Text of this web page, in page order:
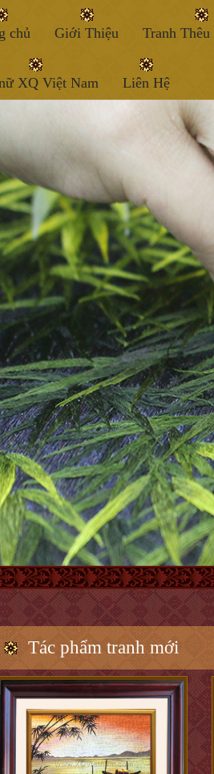
chủ Giới Thiệu Tranh
XQ Việt Nam Liên Hệ
Tác phẩm tranh mới